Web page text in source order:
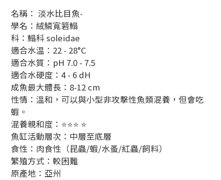
名稱： 淡水比目魚-
學名：絨鱗寬箬鰨
科：鰨科 soleidae
適合水温：22 - 28°C
適合水質：pH 7.0 - 7.5
適合水硬度：4 - 6 dH
成魚最大體長：8-12 cm
性情：溫和，可以與小型非攻擊性魚類混養，但會吃
蝦。
混養親和度：⭐⭐⭐ ⭐
魚缸活動層次：中層至底層
食性：肉食性（昆蟲/蝦/水蚤/紅蟲/飼料）
繁殖方式：較困難
原產地：亞州